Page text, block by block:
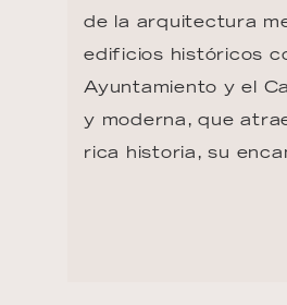
de la arquitectura
edificios históricos
Ayuntamiento y el
y moderna, que
rica historia, su